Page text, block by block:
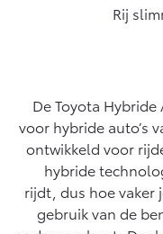
Vanaf € 31.895,-
Airco check
Vakantiecheck
Hybride Zekerheid
Toyota handleidingen
Toyota Service
Wat is Private Lease?
Bereken je
Private Lease voor
Financieren
Zakelijk
Toyota voor de zaak
Leaserijder
ZZP
Contact en
Schade melden
Rij
De Toyota
voor hybride auto’s
ontwikkeld voor
hybride
rijdt, dus hoe vaker
gebruik van de